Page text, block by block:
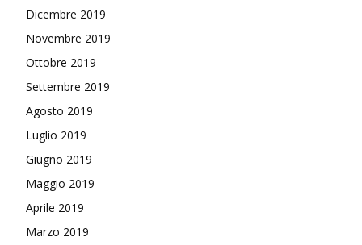
Dicembre 2019
Novembre 2019
Ottobre 2019
Settembre 2019
Agosto 2019
Luglio 2019
Giugno 2019
Maggio 2019
Aprile 2019
Marzo 2019